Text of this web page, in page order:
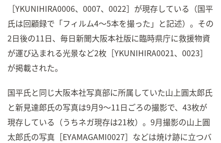
［YKUNIHIRA0006、0007、0022］が現存している（国平
氏は回顧録で「フィルム4～5本を撮った」と記述）。その
2日後の11日、毎日新聞大阪本社版に臨時県庁に救援物資
が運び込まれる光景など2枚［YKUNIHIRA0021、0023］
が掲載された。
国平氏と同じ大阪本社写真部に所属していた山上圓太郎氏
と新見達郎氏の写真は9月9～11日ごろの撮影で、43枚が
現存している（うちネガ現存は21枚）。9月撮影の山上圓
太郎氏の写真［EYAMAGAMI0027］などは焼け跡に立つバ